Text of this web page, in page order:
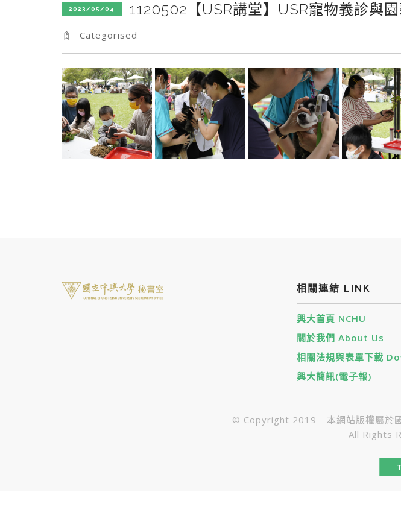
2023/05/04 1120502【USR講堂】USR寵物義診與
Categorised
相關連結 LINK
興大首頁 NCHU
關於我們 About Us
相關法規與表單下載
興大簡訊(電子報)
© Copyright 2019 - 本網站版權屬於
All Rights